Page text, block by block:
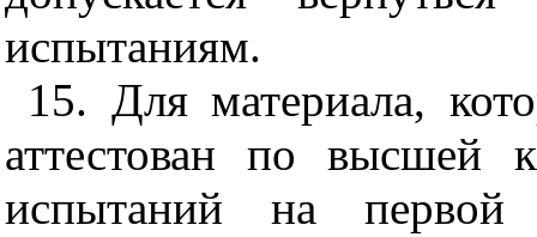
испытаниям.
15. Для материала,
аттестован по высшей
испытаний на первой